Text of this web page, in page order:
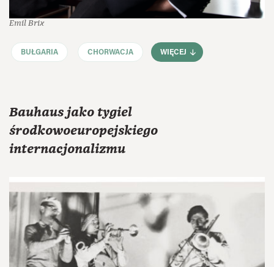
Emil Brix
BUŁGARIA CHORWACJA WIĘCEJ
Bauhaus jako tygiel
środkowoeuropejskiego
internacjonalizmu